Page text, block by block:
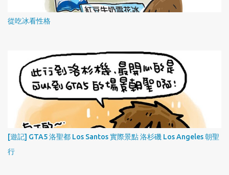
從吃冰看性格
[遊記] GTA5 洛聖都 Los Santos 實際景點 洛杉磯 Los Angeles 朝聖
行